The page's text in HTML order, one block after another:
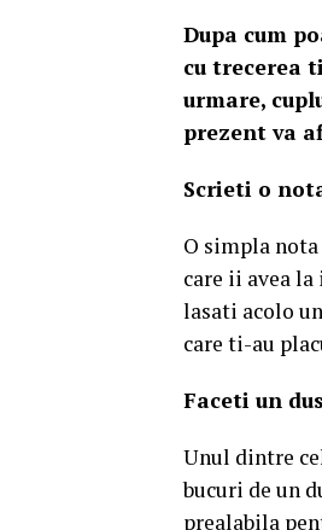
Dupa cum
cu trecerea
urmare,
prezent va
Scrieti o
O simpla
care ii avea
lasati acolo
care ti-au
Faceti un
Unul dintre
bucuri de un
prealabila